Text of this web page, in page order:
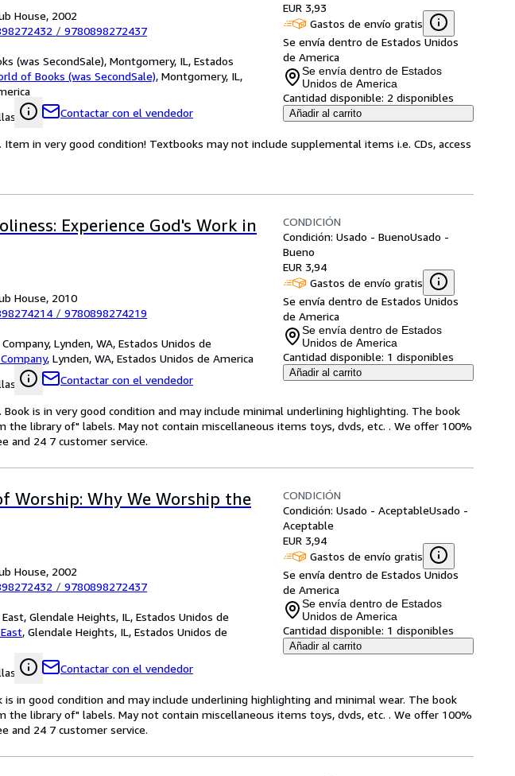
House, 2002
/ 9780898272437
(was SecondSale), Montgomery, IL, Estados
of Books (was SecondSale), Montgomery, IL,
Contactar con el vendedor
EUR 3,93
Gastos de envío gratis
Se envía dentro de Estados Unidos
de America
Se envía dentro de Estados
Unidos de America
Cantidad disponible: 2 disponibles
Añadir al carrito
Item in very good condition! Textbooks may not include supplemental items i.e. CDs, access
Experience God's Work in
House, 2010
/ 9780898274219
Lynden, WA, Estados Unidos de
, Lynden, WA, Estados Unidos de America
Contactar con el vendedor
CONDICIÓN
Condición: Usado - BuenoUsado -
Bueno
EUR 3,94
Gastos de envío gratis
Se envía dentro de Estados Unidos
de America
Se envía dentro de Estados
Unidos de America
Cantidad disponible: 1 disponibles
Añadir al carrito
Book is in very good condition and may include minimal underlining highlighting. The book
the library of" labels. May not contain miscellaneous items toys, dvds, etc. . We offer 100%
and 24 7 customer service.
Worship: Why We Worship the
House, 2002
/ 9780898272437
Glendale Heights, IL, Estados Unidos de
, Glendale Heights, IL, Estados Unidos de
Contactar con el vendedor
CONDICIÓN
Condición: Usado - AceptableUsado -
Aceptable
EUR 3,94
Gastos de envío gratis
Se envía dentro de Estados Unidos
de America
Se envía dentro de Estados
Unidos de America
Cantidad disponible: 1 disponibles
Añadir al carrito
is in good condition and may include underlining highlighting and minimal wear. The book
the library of" labels. May not contain miscellaneous items toys, dvds, etc. . We offer 100%
and 24 7 customer service.